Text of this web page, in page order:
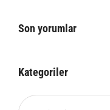
Son yorumlar
Kategoriler
Kategoriler